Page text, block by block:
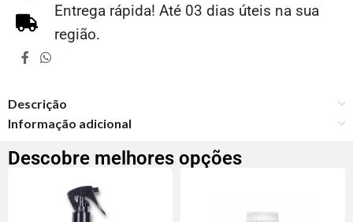
Entrega rápida! Até 03 dias úteis na sua
região.
Descrição
Informação adicional
Descobre melhores opções